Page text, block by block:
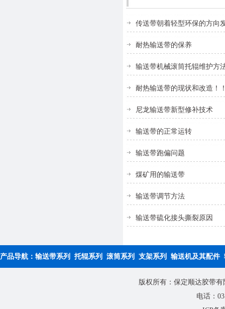
传送带朝着轻型环保的方向
耐热输送带的保养
输送带机械滚筒托辊维护方
耐热输送带的现状和改造！
尼龙输送带新型修补技术
输送带的正常运转
输送带跑偏问题
煤矿用的输送带
输送带调节方法
输送带硫化接头撕裂原因
产品导航： 输送带系列 托辊系列 滚筒系列 支架系列 输送机及其配件
版权所有：保定顺达胶带
电话：